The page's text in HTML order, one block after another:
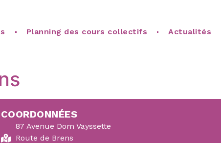
Planning des cours collectifs Actualités
COORDONNÉES
87 Avenue Dom Vayssette
Route de Brens